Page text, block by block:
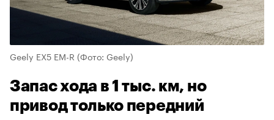
Geely EX5 EM-R (Фото: Geely)
Запас хода в 1 тыс. км, но
привод только передний